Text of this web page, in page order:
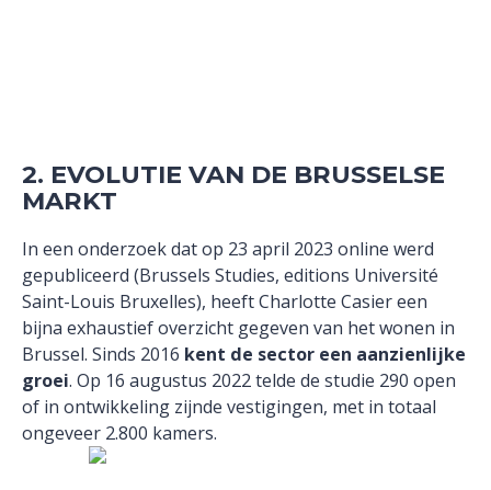
2. EVOLUTIE VAN DE BRUSSELSE
MARKT
In een onderzoek dat op 23 april 2023 online werd
gepubliceerd (Brussels Studies, editions Université
Saint-Louis Bruxelles), heeft Charlotte Casier een
bijna exhaustief overzicht gegeven van het wonen in
Brussel. Sinds 2016 kent de sector een aanzienlijke
groei. Op 16 augustus 2022 telde de studie 290 open
of in ontwikkeling zijnde vestigingen, met in totaal
ongeveer 2.800 kamers.